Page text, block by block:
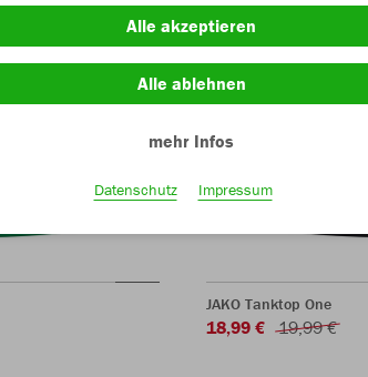
JAKO Tanktop One
18,99 € 19,99 €
Alle akzeptieren
Alle ablehnen
mehr Infos
Datenschutz Impressum